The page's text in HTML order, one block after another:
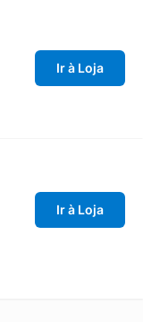
Ir à Loja
Ir à Loja